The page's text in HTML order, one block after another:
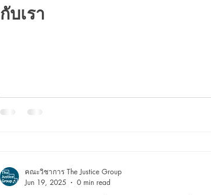
กับเรา
คณะวิชาการ The Justice Group
Jun 19, 2025
0 min read